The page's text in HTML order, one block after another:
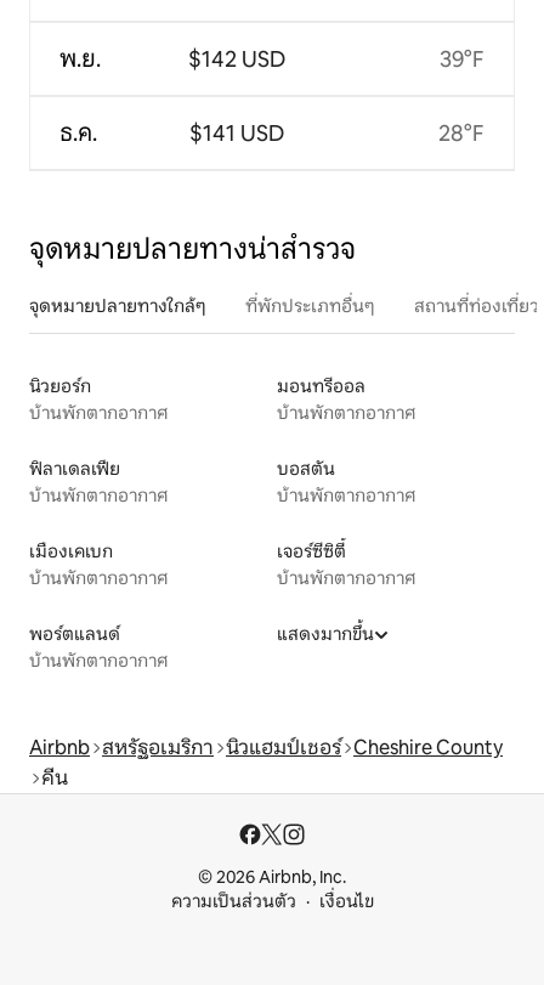
พ.ย.
ธ.ค.
$142 USD
$141 USD
39°F
28°F
จุดหมายปลายทางน่าสำรวจ
จุดหมายปลายทางใกล้ๆ ที่พักประเภทอื่นๆ สถานที่ท่องเที่ย
นิวยอร์ก
บ้านพักตากอากาศ
มอนทรีออล
บ้านพักตากอากาศ
ฟิลาเดลเฟีย
บ้านพักตากอากาศ
บอสตัน
บ้านพักตากอากาศ
เมืองเคเบก
บ้านพักตากอากาศ
เจอร์ซีซิตี้
บ้านพักตากอากาศ
พอร์ตแลนด์
บ้านพักตากอากาศ
แสดงมากขึ้น
Airbnb สหรัฐอเมริกา นิวแฮมป์เชอร์ Cheshire County
คีน
© 2026 Airbnb, Inc.
ความเป็นส่วนตัว
เงื่อนไข